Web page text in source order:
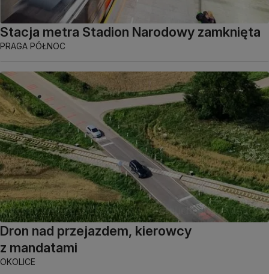
Stacja metra Stadion Narodowy zamknięta
PRAGA PÓŁNOC
Dron nad przejazdem, kierowcy
z mandatami
OKOLICE